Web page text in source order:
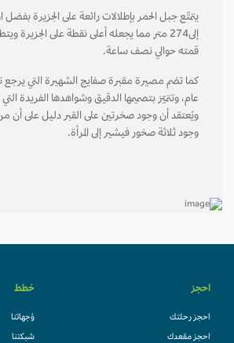
يتمتّع جبل الحمر بإطلالات رائعة على الجزيرة بفضل
إلى274 متر مما يجعله أعلى نقطة على الجزيرة
قمته حوالي نصف ساعة.
كما تضم مصيرة مقبرة صفايج الشهيرة التي يرجع
عام، وتتميّز بتصميمها الدقيق وشواهدها الفريدة التي
ويُعتقد أن وجود صخرتين على القبر دليل على أن من
وجود ثلاثة صخور فيشير إلى المرأة.
احجز
احجز رحلتك
احجز مقعدك
خطط
وُجهاتنا
شبكتنا